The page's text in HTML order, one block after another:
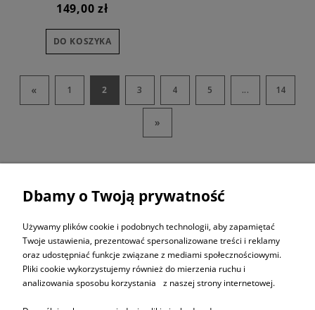
149,00 zł
DO KOSZYKA
« 1 2 3 4 5 ... 14
»
ZAPISZ SIĘ DO
NEWSLETTERA
Dbamy o Twoją prywatność
Używamy plików cookie i podobnych technologii, aby zapamiętać
Twoje ustawienia, prezentować spersonalizowane treści i reklamy
oraz udostępniać funkcje związane z mediami społecznościowymi.
Pliki cookie wykorzystujemy również do mierzenia ruchu i
analizowania sposobu korzystania z naszej strony internetowej.